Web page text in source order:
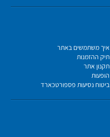
איך משתמשים באתר
תיק ההזמנות
תקנון אתר
הופעות
ביטוח נסיעות פספורטכארד